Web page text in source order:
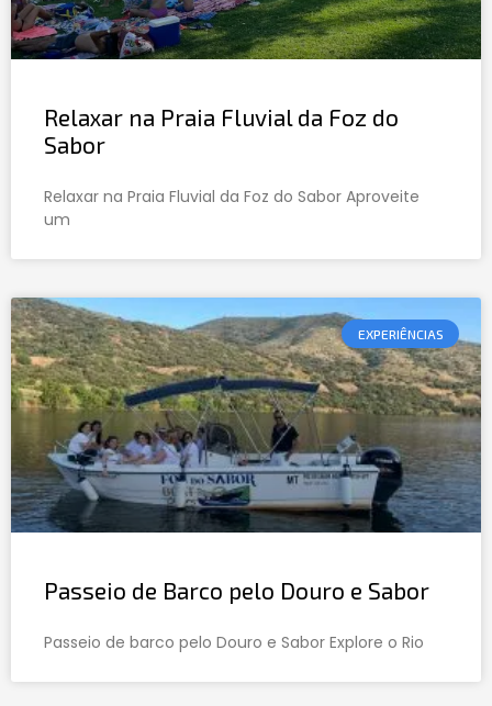
Relaxar na Praia Fluvial da Foz do
Sabor
Relaxar na Praia Fluvial da Foz do Sabor Aproveite
um
EXPERIÊNCIAS
Passeio de Barco pelo Douro e Sabor
Passeio de barco pelo Douro e Sabor Explore o Rio